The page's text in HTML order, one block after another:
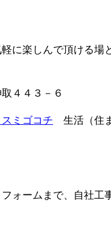
軽に楽しんで頂ける
４４３－６
ミゴコチ 生活（住
ォームまで、自社工